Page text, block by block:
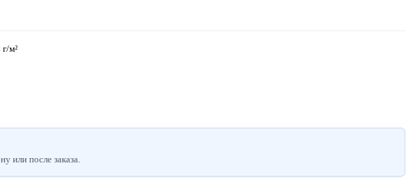
м²
или после заказа.